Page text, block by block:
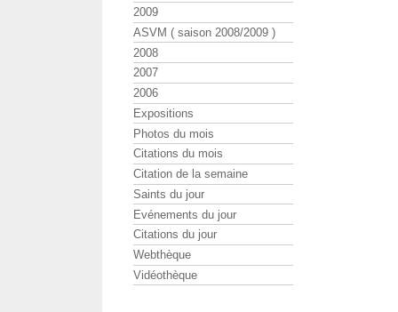
2009
ASVM ( saison 2008/2009 )
2008
2007
2006
Expositions
Photos du mois
Citations du mois
Citation de la semaine
Saints du jour
Evénements du jour
Citations du jour
Webthèque
Vidéothèque